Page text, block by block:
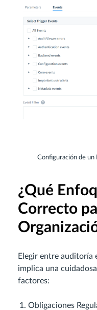
Configuración de un
¿Qué
Correcto
Elegir entre auditoría
implica una
factores:
Obligaciones